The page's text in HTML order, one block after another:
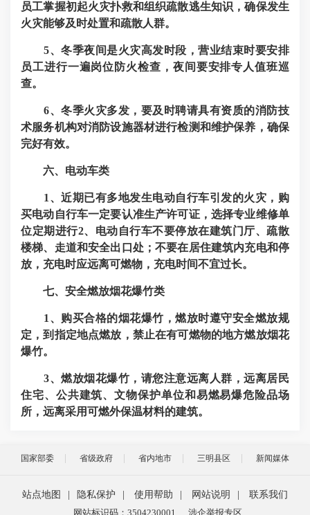
员工掌握初起火灾扑救和组织疏散逃生知识，确保发生
火灾能够及时处置和疏散人群。
5、冬季夜间是火灾高发时段，营业结束时要安排
员工进行一遍岗位防火检查，夜间要安排专人值班巡
查。
6、冬季火灾多发，要及时聘请具有资质的消防技
术服务机构对消防设施器材进行检测和维护保养，确保
完好有效。
六、电动车类
1、近期已有多地发生电动自行车引发的火灾，购
买电动自行车一定要认准生产许可证，选择专业维修单
位定期进行2、电动自行车不要停放在建筑门厅、疏散
楼梯、走道和安全出口处；不要在居住建筑内充电和停
放，充电时应远离可燃物，充电时间不宜过长。
七、安全燃放烟花爆竹类
1、购买合格的烟花爆竹，燃放时遵守安全燃放规
定，到指定地点燃放，禁止在有可燃物的地方燃放烟花
爆竹。
3、燃放烟花爆竹，请您注意远离人群，远离居民
住宅、公共建筑、文物保护单位和易燃易爆危险品场
所，远离采用可燃外保温材料的建筑。
国家部委 省级政府 省内地市 三明县区 新闻媒体
站点地图 隐私保护 使用帮助 网站说明
联系我们
网站标识码：3504230001
涉企举报专区